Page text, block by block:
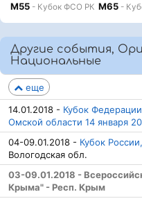
М55 - Кубок ФСО РК М65 -
Другие события,
Национальные
еще
14.01.2018 - Кубок
Омской области 14 января
04-09.01.2018 - Кубок
Вологодская обл.
03-09.01.2018 -
Крыма" - Респ. Крым